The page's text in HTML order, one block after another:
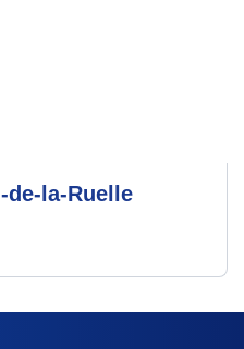
de-la-Ruelle